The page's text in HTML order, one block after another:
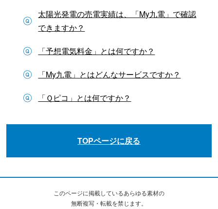
太陽光発電の売電実績は、「My九電」で確認
できますか？
「予想電気料金」とは何ですか？
「My九電」とはどんなサービスですか？
「Ｑピコ」とは何ですか？
TOPページに戻る
このページに掲載しているあらゆる素材の
無断複写・転載を禁じます。